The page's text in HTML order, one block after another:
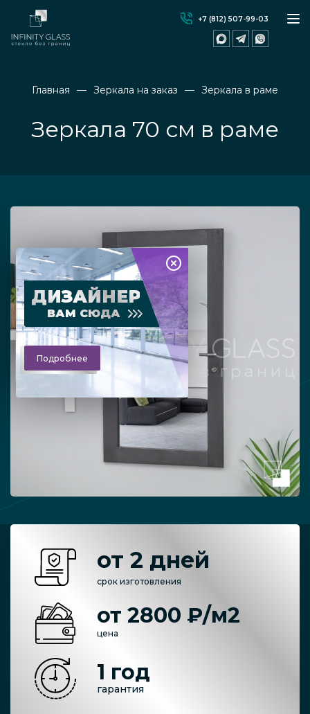
+7 (812) 507-99-03
Главная Зеркала на заказ Зеркала в раме
Зеркала 70 см в раме
ДИЗАЙНЕР
ВАМ СЮДА
Подробнее
от 2 дней
срок изготовления
от 2800 ₽/м2
цена
1 год
гарантия